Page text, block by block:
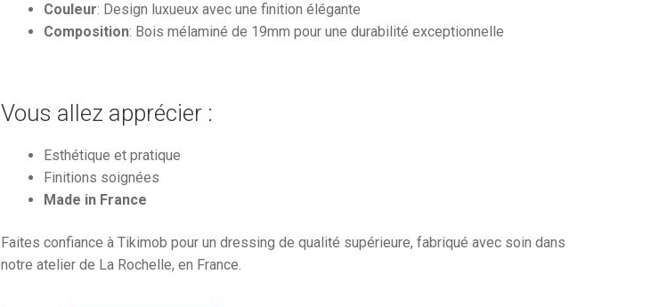
Couleur: Design luxueux avec une finition élégante
Composition: Bois mélaminé de 19mm pour une durabilité exceptionnelle
Vous allez apprécier :
Esthétique et pratique
Finitions soignées
Made in France
Faites confiance à Tikimob pour un dressing de qualité supérieure, fabriqué avec soin dans
notre atelier de La Rochelle, en France.